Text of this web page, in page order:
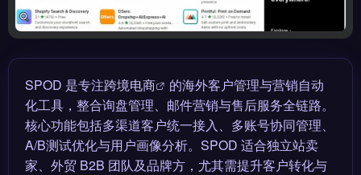
SPOD 是专注跨境电商
的海外客户管理与营销自动
化工具，整合询盘管理、邮件营销与售后服务全链路。
核心功能包括多渠道客户统一接入、多账号协同管理、
A/B测试优化与用户画像分析。SPOD 适合独立站卖
家、外贸 B2B 团队及品牌方，尤其需提升客户转化与